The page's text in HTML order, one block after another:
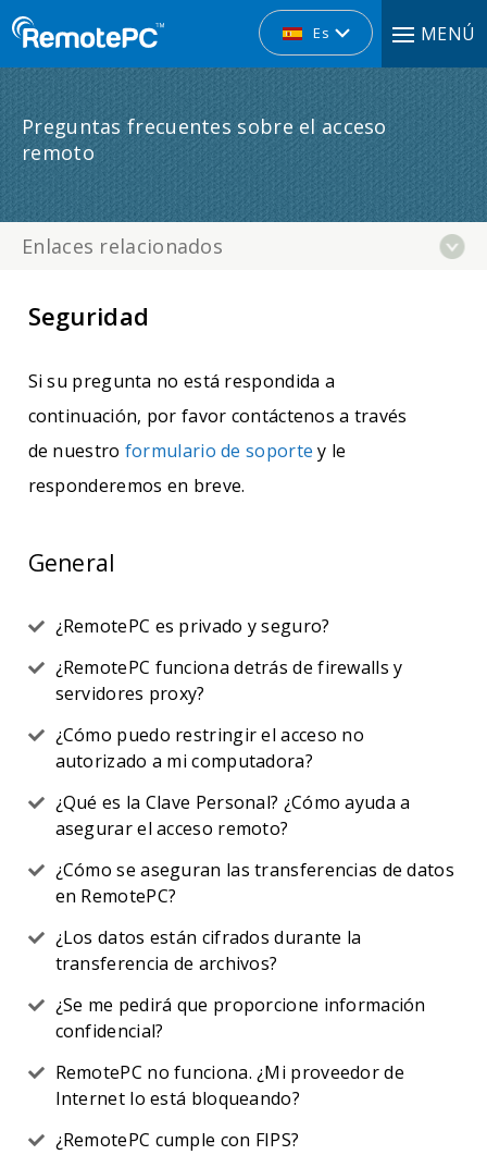
Es MENÚ
Preguntas frecuentes sobre el acceso
remoto
Enlaces relacionados
Seguridad
Si su pregunta no está respondida a
continuación, por favor contáctenos a través
de nuestro formulario de soporte y le
responderemos en breve.
General
¿RemotePC es privado y seguro?
¿RemotePC funciona detrás de firewalls y
servidores proxy?
¿Cómo puedo restringir el acceso no
autorizado a mi computadora?
¿Qué es la Clave Personal? ¿Cómo ayuda a
asegurar el acceso remoto?
¿Cómo se aseguran las transferencias de datos
en RemotePC?
¿Los datos están cifrados durante la
transferencia de archivos?
¿Se me pedirá que proporcione información
confidencial?
RemotePC no funciona. ¿Mi proveedor de
Internet lo está bloqueando?
¿RemotePC cumple con FIPS?